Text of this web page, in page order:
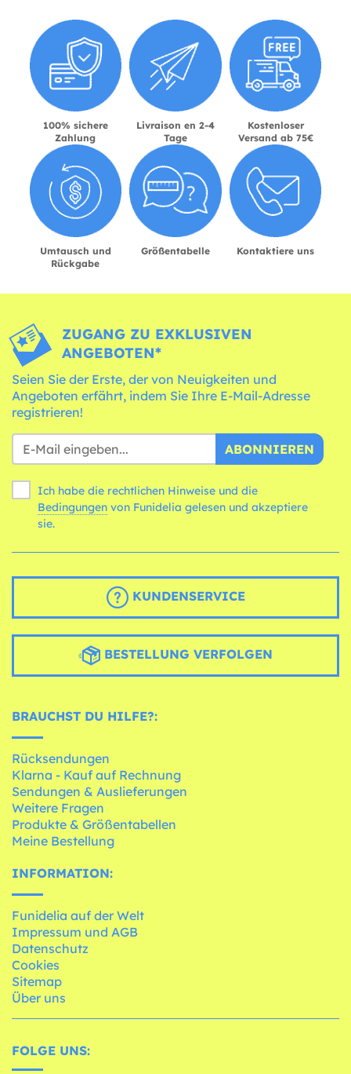
100% sichere
Zahlung
Livraison en 2-4
Tage
Kostenloser
Versand ab 75€
Umtausch und
Rückgabe
Größentabelle Kontaktiere uns
ZUGANG ZU EXKLUSIVEN
ANGEBOTEN*
Seien Sie der Erste, der von Neuigkeiten und
Angeboten erfährt, indem Sie Ihre E-Mail-Adresse
registrieren!
ABONNIEREN
Ich habe die rechtlichen Hinweise und die
Bedingungen
sie.
KUNDENSERVICE
BESTELLUNG VERFOLGEN
BRAUCHST DU HILFE?:
Rücksendungen
Klarna - Kauf auf Rechnung
Sendungen & Auslieferungen
Weitere Fragen
Produkte & Größentabellen
Meine Bestellung
INFORMATION:
Funidelia auf der Welt
Impressum und AGB
Datenschutz
Cookies
Sitemap
Über uns
FOLGE UNS: